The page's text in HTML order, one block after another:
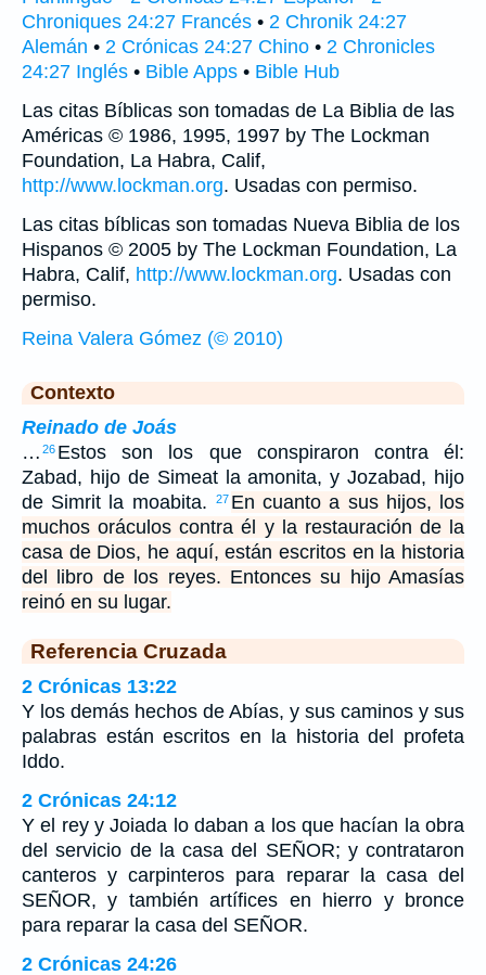
Chroniques 24:27 Francés • 2 Chronik 24:27
Alemán • 2 Crónicas 24:27 Chino • 2 Chronicles
24:27 Inglés • Bible Apps • Bible Hub
Las citas Bíblicas son tomadas de La Biblia de las
Américas © 1986, 1995, 1997 by The Lockman
Foundation, La Habra, Calif,
http://www.lockman.org. Usadas con permiso.
Las citas bíblicas son tomadas Nueva Biblia de los
Hispanos © 2005 by The Lockman Foundation, La
Habra, Calif, http://www.lockman.org. Usadas con
permiso.
Reina Valera Gómez (© 2010)
Contexto
Reinado de Joás
… 26 Estos son los que conspiraron contra él:
Zabad, hijo de Simeat la amonita, y Jozabad, hijo
de Simrit la moabita.
27 En cuanto a sus hijos, los
muchos oráculos contra él y la restauración de la
casa de Dios, he aquí, están escritos en la historia
del libro de los reyes. Entonces su hijo Amasías
reinó en su lugar.
Referencia Cruzada
2 Crónicas 13:22
Y los demás hechos de Abías, y sus caminos y sus
palabras están escritos en la historia del profeta
Iddo.
2 Crónicas 24:12
Y el rey y Joiada lo daban a los que hacían la obra
del servicio de la casa del SEÑOR; y contrataron
canteros y carpinteros para reparar la casa del
SEÑOR, y también artífices en hierro y bronce
para reparar la casa del SEÑOR.
2 Crónicas 24:26